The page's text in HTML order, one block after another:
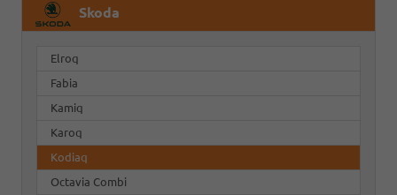
Skoda
Elroq
Fabia
Kamiq
Karoq
Kodiaq
Octavia Combi